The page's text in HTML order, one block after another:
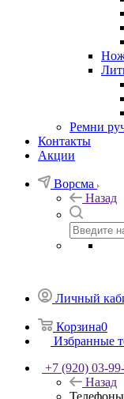
Ремни
Контакты
Акции
Ворсма
Назад
Личный
Корзина0
Избранные
+7 (920) 03-
Назад
Телефоны